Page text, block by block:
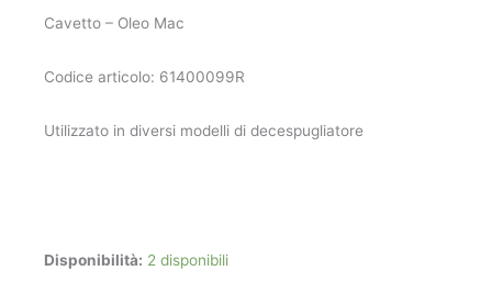
Cavetto – Oleo Mac
Codice articolo: 61400099R
Utilizzato in diversi modelli di decespugliatore
Disponibilità: 2 disponibili
Cavetto